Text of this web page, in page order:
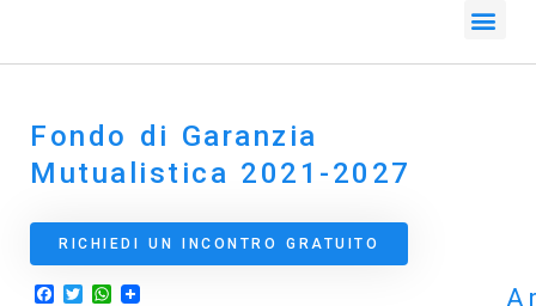
Fondo di Garanzia
Mutualistica 2021-2027
RICHIEDI UN INCONTRO GRATUITO
Facebook
TwitterWhatsApp